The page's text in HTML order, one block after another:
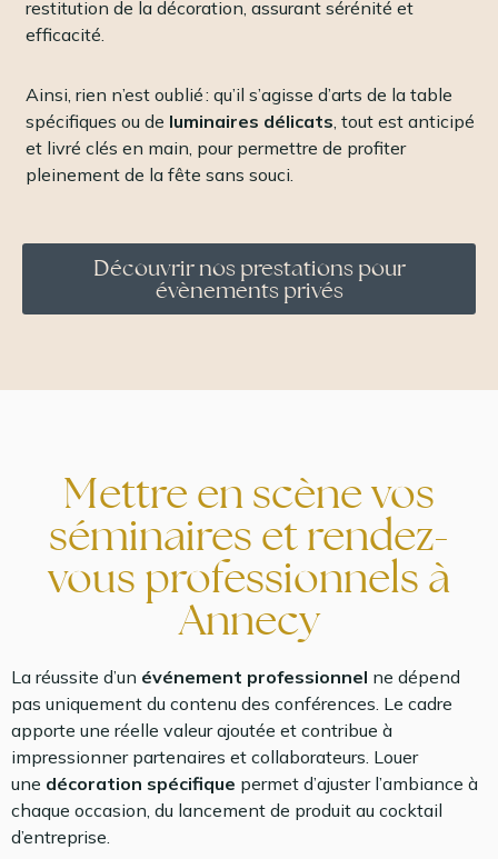
restitution de la décoration, assurant sérénité et
efficacité.
Ainsi, rien n’est oublié : qu’il s’agisse d’arts de la table
spécifiques ou de luminaires délicats, tout est anticipé
et livré clés en main, pour permettre de profiter
pleinement de la fête sans souci.
Découvrir nos prestations pour
évènements privés
Mettre en scène vos
séminaires et rendez-
vous professionnels à
Annecy
La réussite d’un événement professionnel ne dépend
pas uniquement du contenu des conférences. Le cadre
apporte une réelle valeur ajoutée et contribue à
impressionner partenaires et collaborateurs. Louer
une décoration spécifique permet d’ajuster l’ambiance à
chaque occasion, du lancement de produit au cocktail
d’entreprise.